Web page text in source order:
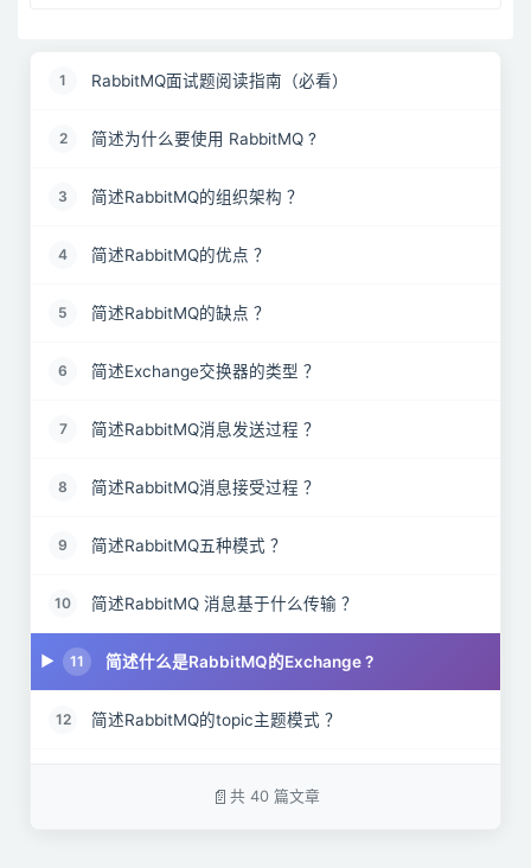
1 RabbitMQ面试题阅读指南（必看）
2 简述为什么要使用 RabbitMQ ?
3 简述RabbitMQ的组织架构 ？
4 简述RabbitMQ的优点 ？
5 简述RabbitMQ的缺点 ？
6 简述Exchange交换器的类型 ？
7 简述RabbitMQ消息发送过程 ？
8 简述RabbitMQ消息接受过程 ？
9 简述RabbitMQ五种模式 ？
10 简述RabbitMQ 消息基于什么传输 ？
11 简述什么是RabbitMQ的Exchange ?
12 简述RabbitMQ的topic主题模式 ？
共 40 篇文章